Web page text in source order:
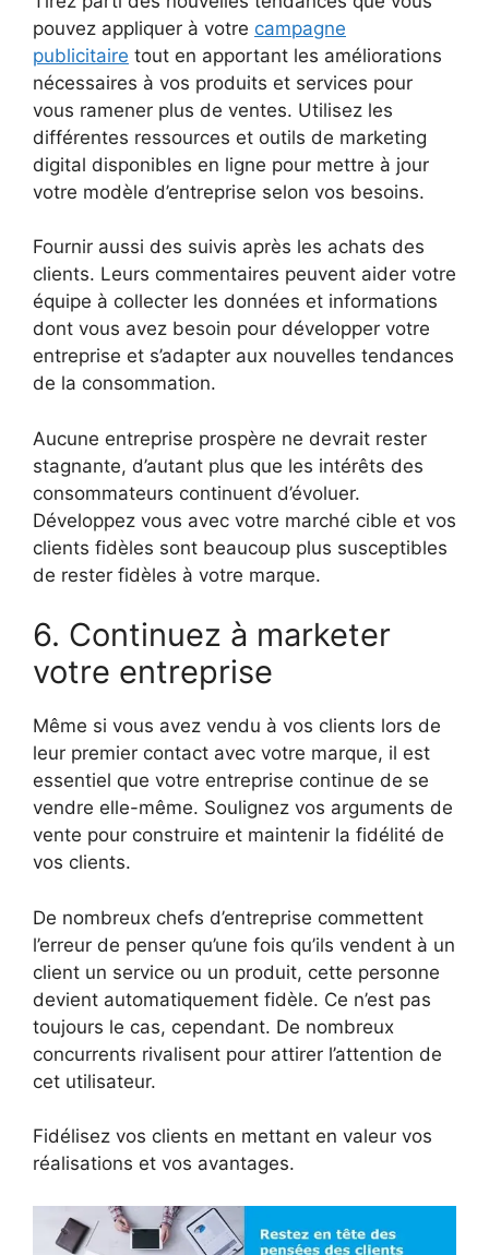
pouvez appliquer à votre campagne
publicitaire tout en apportant les améliorations
nécessaires à vos produits et services pour
vous ramener plus de ventes. Utilisez les
différentes ressources et outils de marketing
digital disponibles en ligne pour mettre à jour
votre modèle d’entreprise selon vos besoins.
Fournir aussi des suivis après les achats des
clients. Leurs commentaires peuvent aider votre
équipe à collecter les données et informations
dont vous avez besoin pour développer votre
entreprise et s’adapter aux nouvelles tendances
de la consommation.
Aucune entreprise prospère ne devrait rester
stagnante, d’autant plus que les intérêts des
consommateurs continuent d’évoluer.
Développez vous avec votre marché cible et vos
clients fidèles sont beaucoup plus susceptibles
de rester fidèles à votre marque.
6. Continuez à marketer
votre entreprise
Même si vous avez vendu à vos clients lors de
leur premier contact avec votre marque, il est
essentiel que votre entreprise continue de se
vendre elle-même. Soulignez vos arguments de
vente pour construire et maintenir la fidélité de
vos clients.
De nombreux chefs d’entreprise commettent
l’erreur de penser qu’une fois qu’ils vendent à un
client un service ou un produit, cette personne
devient automatiquement fidèle. Ce n’est pas
toujours le cas, cependant. De nombreux
concurrents rivalisent pour attirer l’attention de
cet utilisateur.
Fidélisez vos clients en mettant en valeur vos
réalisations et vos avantages.